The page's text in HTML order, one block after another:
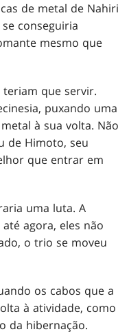
de metal de Nahiri
conseguiria
mesmo que
que servir.
puxando uma
à sua volta. Não
de Himoto, seu
que entrar em
uma luta. A
agora, eles não
o trio se moveu
os cabos que a
à atividade, como
da hibernação.